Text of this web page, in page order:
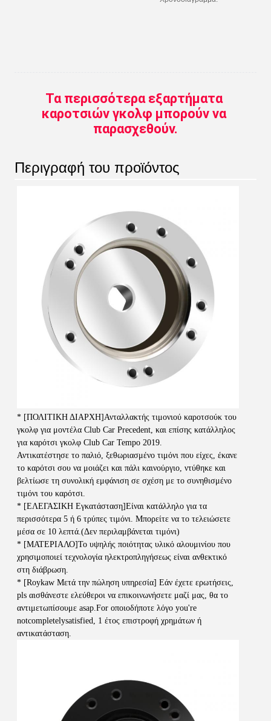
Τα περισσότερα εξαρτήματα
καροτσιών γκολφ μπορούν να
παρασχεθούν.
Περιγραφή του προϊόντος
* [ΠΟΛΙΤΙΚΗ ΔΙΑΡΧΗ]Ανταλλακτής τιμονιού καροτσούκ του
γκολφ για μοντέλα Club Car Precedent, και επίσης κατάλληλος
για καρότσι γκολφ Club Car Tempo 2019.
Αντικατέστησε το παλιό, ξεθωριασμένο τιμόνι που είχες, έκανε
το καρότσι σου να μοιάζει και πάλι καινούργιο, ντύθηκε και
βελτίωσε τη συνολική εμφάνιση σε σχέση με το συνηθισμένο
τιμόνι του καρότσι.
* [ΕΛΕΓΑΣΙΚΗ Εγκατάσταση]Είναι κατάλληλο για τα
περισσότερα 5 ή 6 τρύπες τιμόνι. Μπορείτε να το τελειώσετε
μέσα σε 10 λεπτά.(Δεν περιλαμβάνεται τιμόνι)
* [ΜΑΤΕΡΙΑΛΟ]Το υψηλής ποιότητας υλικό αλουμινίου που
χρησιμοποιεί τεχνολογία ηλεκτροπληγήσεως είναι ανθεκτικό
στη διάβρωση.
* [Roykaw Μετά την πώληση υπηρεσία] Εάν έχετε ερωτήσεις,
pls αισθάνεστε ελεύθεροι να επικοινωνήσετε μαζί μας, θα το
αντιμετωπίσουμε asap.For οποιοδήποτε λόγο you're
notcompletelysatisfied, 1 έτος επιστροφή χρημάτων ή
αντικατάσταση.